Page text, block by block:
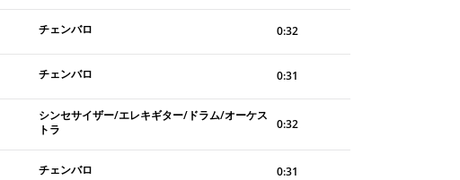
チェンバロ 0:32
チェンバロ 0:31
シンセサイザー/エレキギター/ドラム/オーケス
トラ
0:32
チェンバロ 0:31